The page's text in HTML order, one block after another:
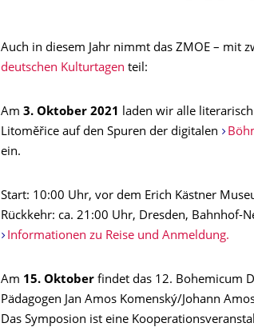
Auch in diesem Jahr nimmt das ZMOE – mit
deutschen Kulturtagen teil:
Am 3. Oktober 2021 laden wir alle
Litoměřice auf den Spuren der digitalen
ein.
Start: 10:00 Uhr, vor dem Erich Kästner
Rückkehr: ca. 21:00 Uhr, Dresden, Bahnhof-
Informationen zu Reise und Anmeldung.
Am 15. Oktober findet das 12. Bohemicum
Pädagogen Jan Amos Komenský/Johann
Das Symposion ist eine